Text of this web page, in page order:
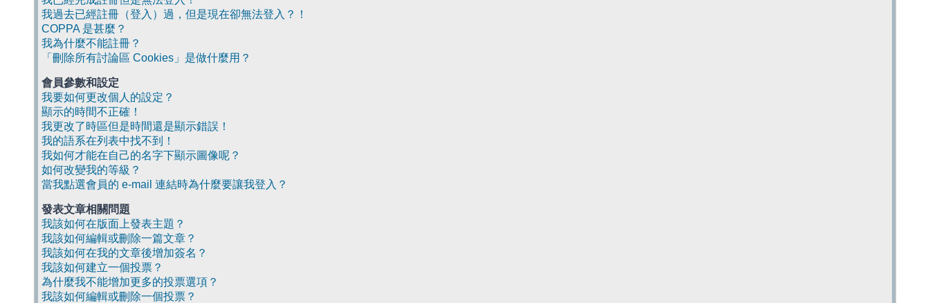
我過去已經註冊（登入）過，但是現在卻無法登入？！
COPPA 是甚麼？
我為什麼不能註冊？
「刪除所有討論區 Cookies」是做什麼用？
會員參數和設定
我要如何更改個人的設定？
顯示的時間不正確！
我更改了時區但是時間還是顯示錯誤！
我的語系在列表中找不到！
我如何才能在自己的名字下顯示圖像呢？
如何改變我的等級？
當我點選會員的 e-mail 連結時為什麼要讓我登入？
發表文章相關問題
我該如何在版面上發表主題？
我該如何編輯或刪除一篇文章？
我該如何在我的文章後增加簽名？
我該如何建立一個投票？
為什麼我不能增加更多的投票選項？
我該如何編輯或刪除一個投票？